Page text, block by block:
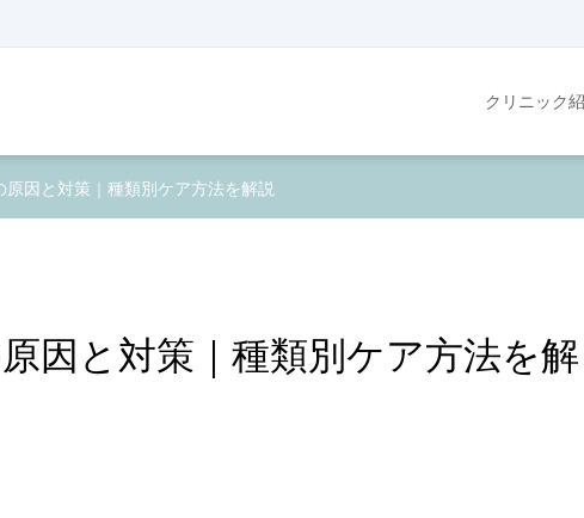
クリニック
因と対策｜種類別ケア方法を解説
因と対策｜種類別ケア方法を解